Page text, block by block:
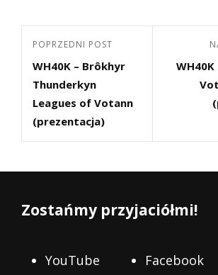
Nawigacja
wpisu
Poprzedni
post
POPRZEDNI POST
WH40K – Brôkhyr
Thunderkyn
Leagues of Votann
(prezentacja)
Post
Zostańmy przyjaciółmi!
YouTube Facebook